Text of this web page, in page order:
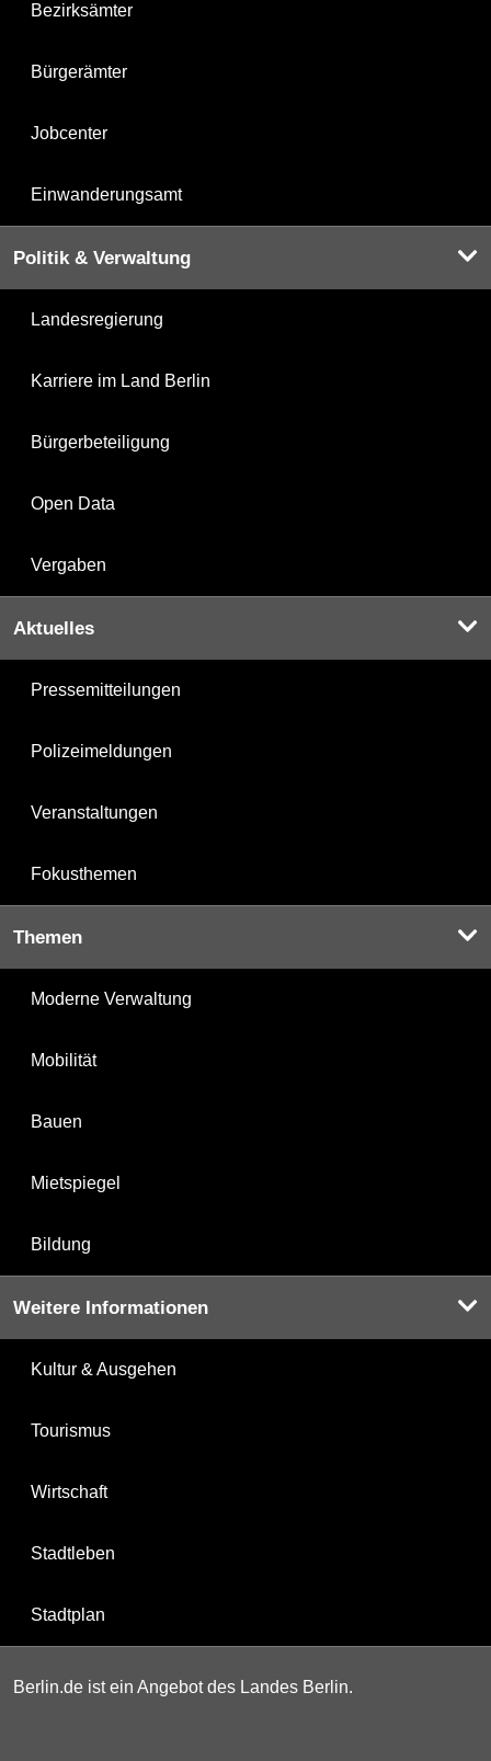
Bezirksämter
Bürgerämter
Jobcenter
Einwanderungsamt
Politik & Verwaltung
Landesregierung
Karriere im Land Berlin
Bürgerbeteiligung
Open Data
Vergaben
Aktuelles
Pressemitteilungen
Polizeimeldungen
Veranstaltungen
Fokusthemen
Themen
Moderne Verwaltung
Mobilität
Bauen
Mietspiegel
Bildung
Weitere Informationen
Kultur & Ausgehen
Tourismus
Wirtschaft
Stadtleben
Stadtplan
Berlin.de ist ein Angebot des Landes Berlin.